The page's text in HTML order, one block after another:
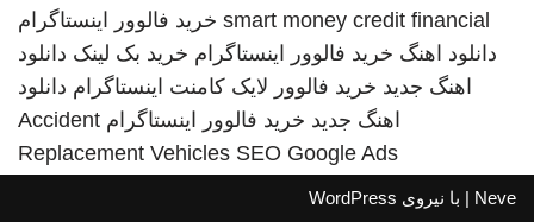
smart money credit financial خرید فالوور اینستاگرام
دانلود اهنگ خرید فالوور اینستاگرام خرید بک لینک دانلود
اهنگ جدید خرید فالوور لایک کامنت اینستاگرام دانلود
اهنگ جدید خرید فالوور اینستاگرام Accident
Replacement Vehicles SEO Google Ads
Neve | با نیروی WordPress